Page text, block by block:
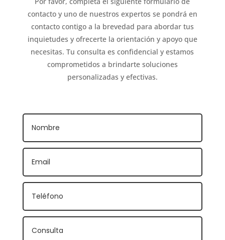
contacto y uno de nuestros expertos se pondrá en
contacto contigo a la brevedad para abordar tus
inquietudes y ofrecerte la orientación y apoyo que
necesitas. Tu consulta es confidencial y estamos
comprometidos a brindarte soluciones
personalizadas y efectivas.